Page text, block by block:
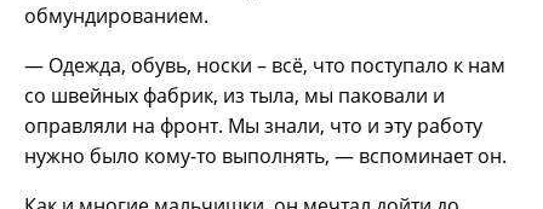
обмундированием.
— Одежда, обувь, носки – всё, что поступало к нам
со швейных фабрик, из тыла, мы паковали и
оправляли на фронт. Мы знали, что и эту работу
нужно было кому-то выполнять, — вспоминает он.